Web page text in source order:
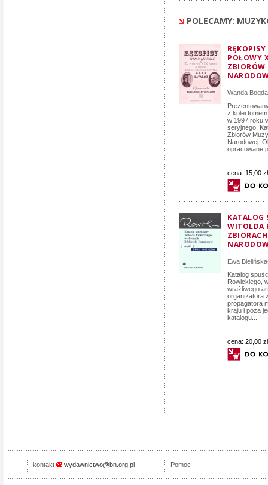
POLECAMY:
POŁOWY
Wanda
z kolei
w 1997 roku
seryjnego:
Zbiorów
Narodowej.
opracowane
cena: 15,00 zł
KATALOG
WITOLDA
Ewa
Katalog
Rowickiego,
wrażliwego
organizatora
propagatora
kraju i poza
katalogu...
cena: 20,00 zł
kontakt wydawnictwo@bn.org.pl Pomoc